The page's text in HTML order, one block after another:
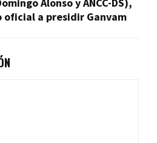
a presidir Ganvam